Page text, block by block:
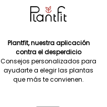
Plantfit, nuestra aplicación
contra el desperdicio
Consejos personalizados para
ayudarte a elegir las plantas
que más te convienen.